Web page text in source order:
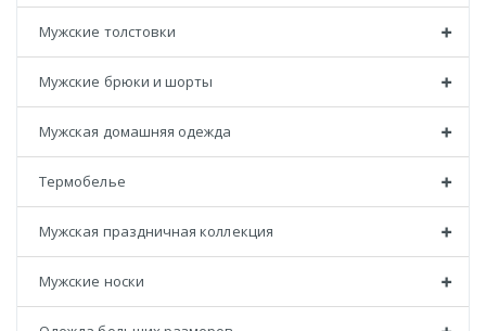
Мужские толстовки
Мужские брюки и шорты
Мужская домашняя одежда
Термобелье
Мужская праздничная коллекция
Мужские носки